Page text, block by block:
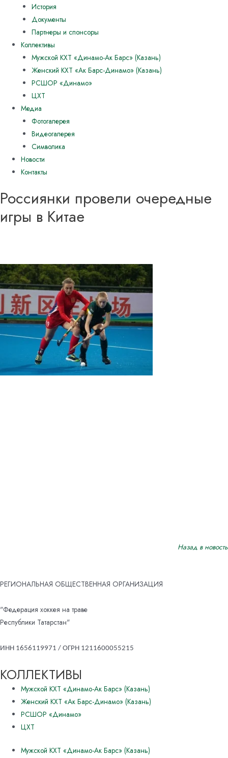
История
Документы
Партнеры и спонсоры
Коллективы
Мужской КХТ «Динамо-Ак Барс» (Казань)
Женский КХТ «Ак Барс-Динамо» (Казань)
РСШОР «Динамо»
ЦХТ
Медиа
Фотогалерея
Видеогалерея
Символика
Новости
Контакты
Россиянки провели очередные
игры в Китае
Назад в новость
РЕГИОНАЛЬНАЯ ОБЩЕСТВЕННАЯ ОРГАНИЗАЦИЯ
"Федерация хоккея на траве
Республики Татарстан"
ИНН 1656119971 / ОГРН 1211600055215
КОЛЛЕКТИВЫ
Мужской КХТ «Динамо-Ак Барс» (Казань)
Женский КХТ «Ак Барс-Динамо» (Казань)
РСШОР «Динамо»
ЦХТ
Мужской КХТ «Динамо-Ак Барс» (Казань)